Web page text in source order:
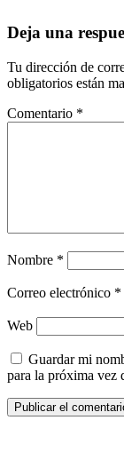
Deja una
Tu dirección de
obligatorios están
Comentario *
Nombre *
Correo electrónico *
Web
Guardar mi
para la próxima vez